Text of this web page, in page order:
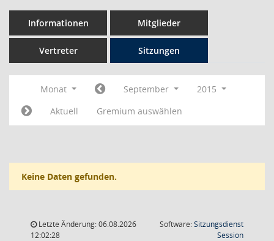
Informationen Mitglieder
Vertreter Sitzungen
Monat September
2015
Aktuell
Gremium auswählen
Keine Daten gefunden.
Letzte Änderung: 06.08.2026
12:02:28
Software:Sitzungsdienst
Session(Wird in